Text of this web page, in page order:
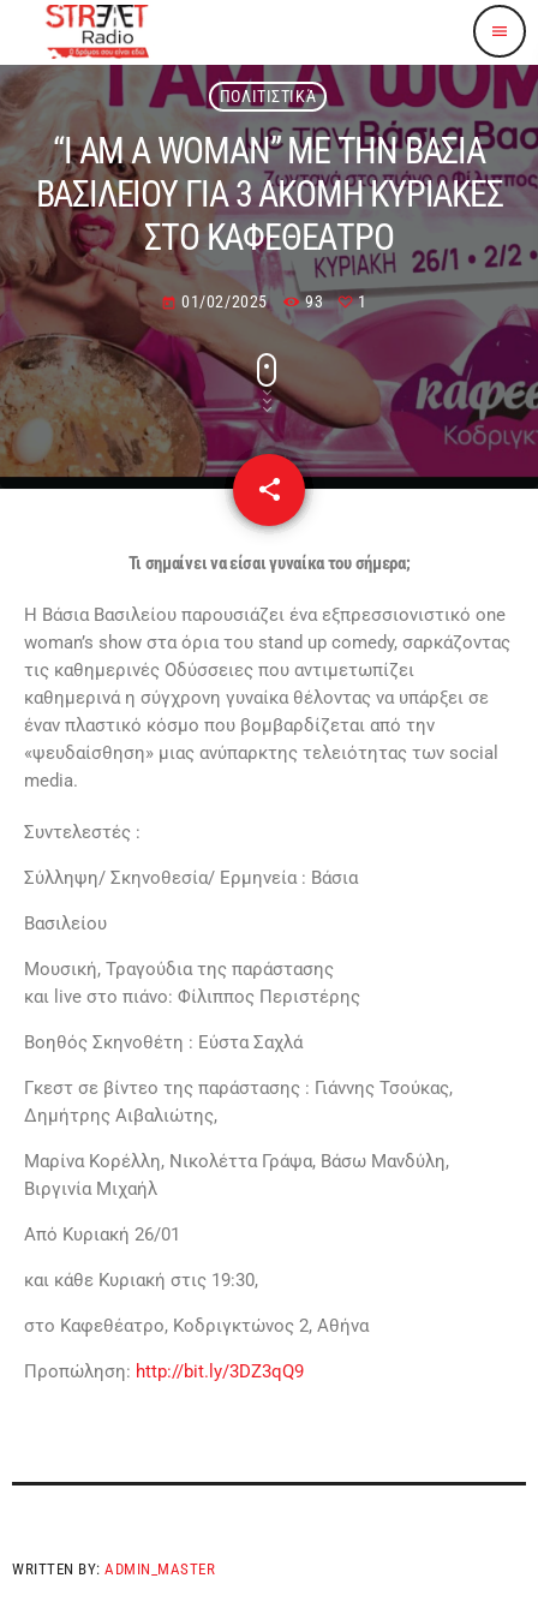
menu
ΠΟΛΙΤΙΣΤΙΚΆ
“I AM A WOMAN” ΜΕ ΤΗΝ ΒΑΣΙΑ
ΒΑΣΙΛΕΙΟΥ ΓΙΑ 3 ΑΚΟΜΗ ΚΥΡΙΑΚΕΣ
ΣΤΟ ΚΑΦΕΘΕΑΤΡΟ
today 01/02/2025 93 1
share
email
Τι σημαίνει να είσαι γυναίκα του σήμερα;
Η Βάσια Βασιλείου παρουσιάζει ένα εξπρεσσιονιστικό one
woman’s show στα όρια του stand up comedy, σαρκάζοντας
τις καθημερινές Οδύσσειες που αντιμετωπίζει
καθημερινά η σύγχρονη γυναίκα θέλοντας να υπάρξει σε
έναν πλαστικό κόσμο που βομβαρδίζεται από την
«ψευδαίσθηση» μιας ανύπαρκτης τελειότητας των social
media.
Συντελεστές :
Σύλληψη/ Σκηνοθεσία/ Ερμηνεία : Βάσια
Βασιλείου
Μουσική, Τραγούδια της παράστασης
και live στο πιάνο: Φίλιππος Περιστέρης
Βοηθός Σκηνοθέτη : Εύστα Σαχλά
Γκεστ σε βίντεο της παράστασης : Γιάννης Τσούκας,
Δημήτρης Αιβαλιώτης,
Μαρίνα Κορέλλη, Νικολέττα Γράψα, Βάσω Μανδύλη,
Βιργινία Μιχαήλ
Από Κυριακή 26/01
και κάθε Κυριακή στις 19:30,
στο Καφεθέατρο, Κοδριγκτώνος 2, Αθήνα
Προπώληση: http://bit.ly/3DZ3qQ9
WRITTEN BY:ADMIN_MASTER